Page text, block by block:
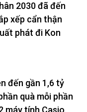
2030 đã đến
xếp cẩn thận
phát đi Kon
đến gần 1,6 tỷ
quà mỗi phần